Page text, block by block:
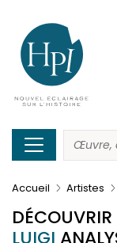
contenu
principal
Menu
(header)
Accueil Artistes
LUIGI